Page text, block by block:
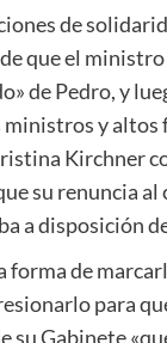
de
que el
de Pedro, y
y altos
Kirchner
su renuncia al
a disposición
forma de
para
su Gabinete